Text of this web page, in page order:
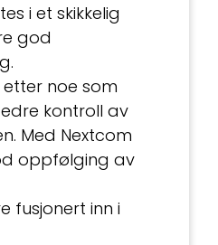
i et skikkelig
god
etter noe som
kontroll av
Med Nextcom
oppfølging av
fusjonert inn i